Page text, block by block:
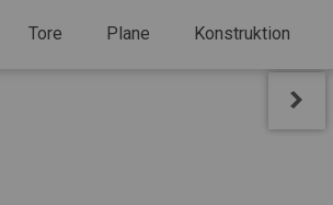
Tore Plane Konstruktion